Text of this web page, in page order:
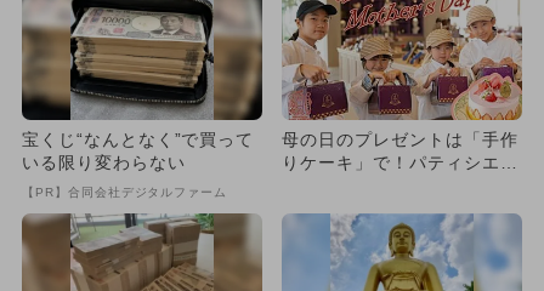
宝くじ“なんとなく”で買って
いる限り変わらない
【PR】合同会社デジタルファーム
母の日のプレゼントは「手作
りケーキ」で！パティシエ気